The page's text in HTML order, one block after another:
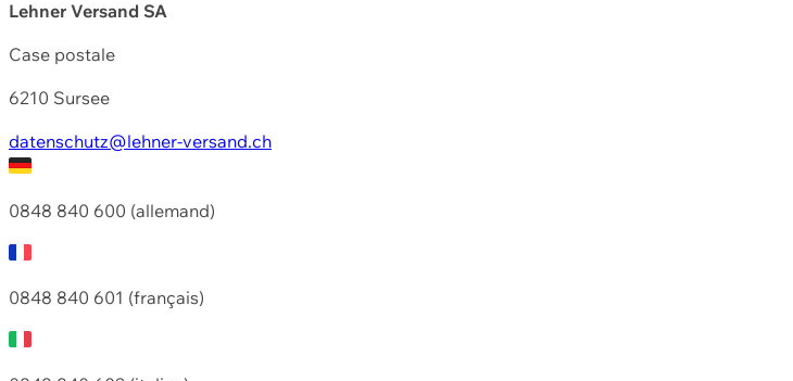
Lehner Versand SA
Case postale
6210 Sursee
datenschutz@lehner-versand.ch
0848 840 600 (allemand)
0848 840 601 (français)